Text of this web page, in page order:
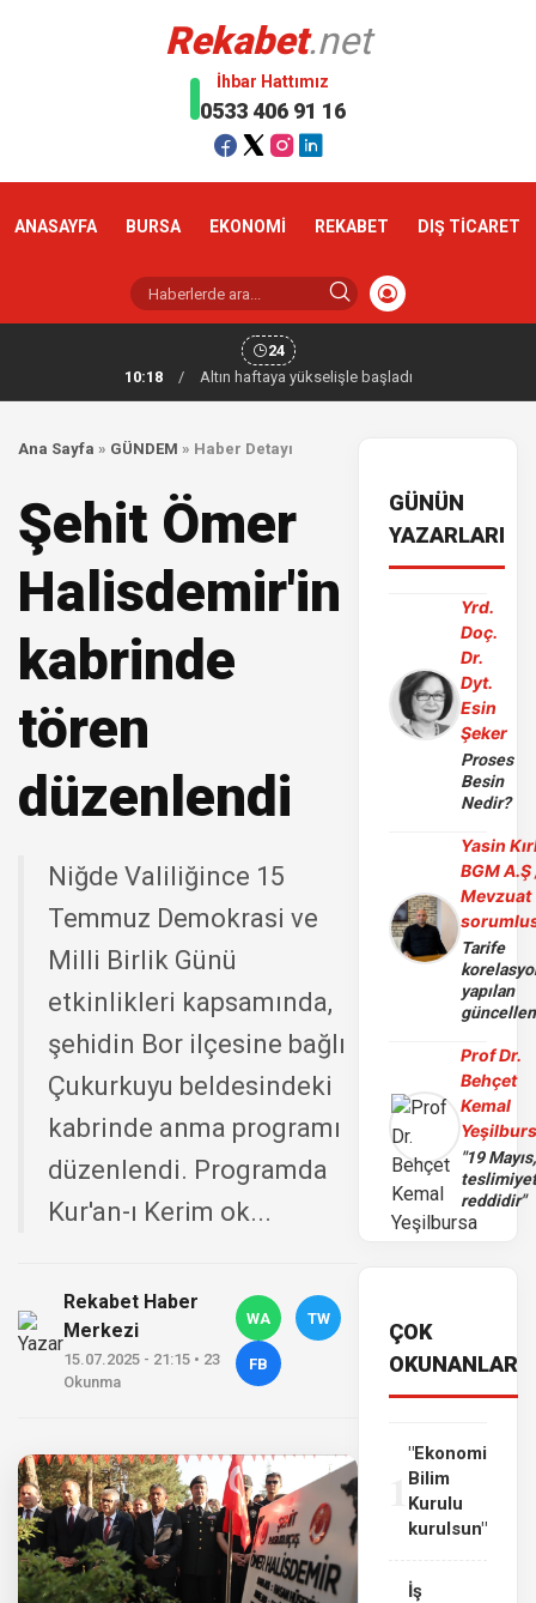
Rekabet.net
İhbar Hattımız
0533 406 91 16
ANASAYFA BURSA EKONOMİ REKABET DIŞ TİCARET
24
10:18
/ Altın haftaya yükselişle başladı
Ana Sayfa » GÜNDEM » Haber Detayı
Şehit Ömer
Halisdemir'in
kabrinde
tören
düzenlendi
Niğde Valiliğince 15
Temmuz Demokrasi ve
Milli Birlik Günü
etkinlikleri kapsamında,
şehidin Bor ilçesine bağlı
Çukurkuyu beldesindeki
kabrinde anma programı
düzenlendi. Programda
Kur'an-ı Kerim ok...
Rekabet Haber
Merkezi
15.07.2025 - 21:15 • 23
Okunma
WA TW
FB
GÜNÜN
YAZARLARI
Yrd.
Doç.
Dr.
Dyt.
Esin
Şeker
Proses
Besin
Nedir?
Yasin
BGM A.Ş
Mevzuat
Tarife
yapılan
Prof Dr.
Behçet
Kemal
"19 Mayıs,
reddidir"
ÇOK
OKUNANLAR
"Ekonomi
Bilim
Kurulu
kurulsun"
İş